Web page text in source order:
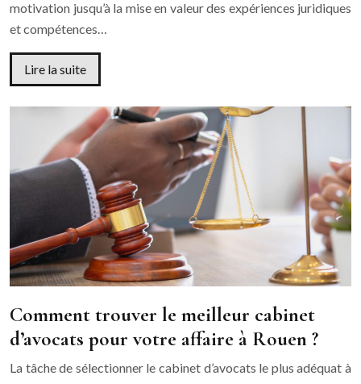
motivation jusqu’à la mise en valeur des expériences juridiques
et compétences…
Lire la suite
Comment trouver le meilleur cabinet
d’avocats pour votre affaire à Rouen ?
La tâche de sélectionner le cabinet d’avocats le plus adéquat à